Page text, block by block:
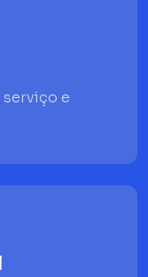
serviço e